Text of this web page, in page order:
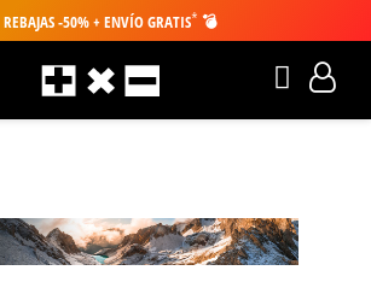
REBAJAS -50% + ENVÍO GRATIS* 💣